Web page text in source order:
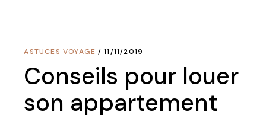
ASTUCES VOYAGE 11/11/2019
Conseils pour louer
son appartement